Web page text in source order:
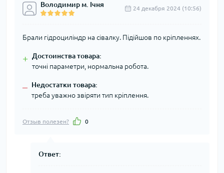
Володимир м. Ічня 24 декабря 2024 (10:56)
Брали гідроциліндр на сівалку. Підійшов по кріпленнях.
+ Достоинства товара:
точні параметри, нормальна робота.
– Недостатки товара:
треба уважно звіряти тип кріплення.
Отзыв полезен? 0
Ответ: